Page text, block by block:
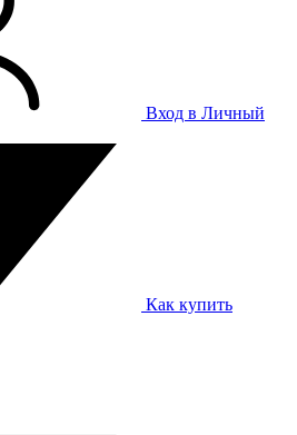
Вход в Личный
Как купить